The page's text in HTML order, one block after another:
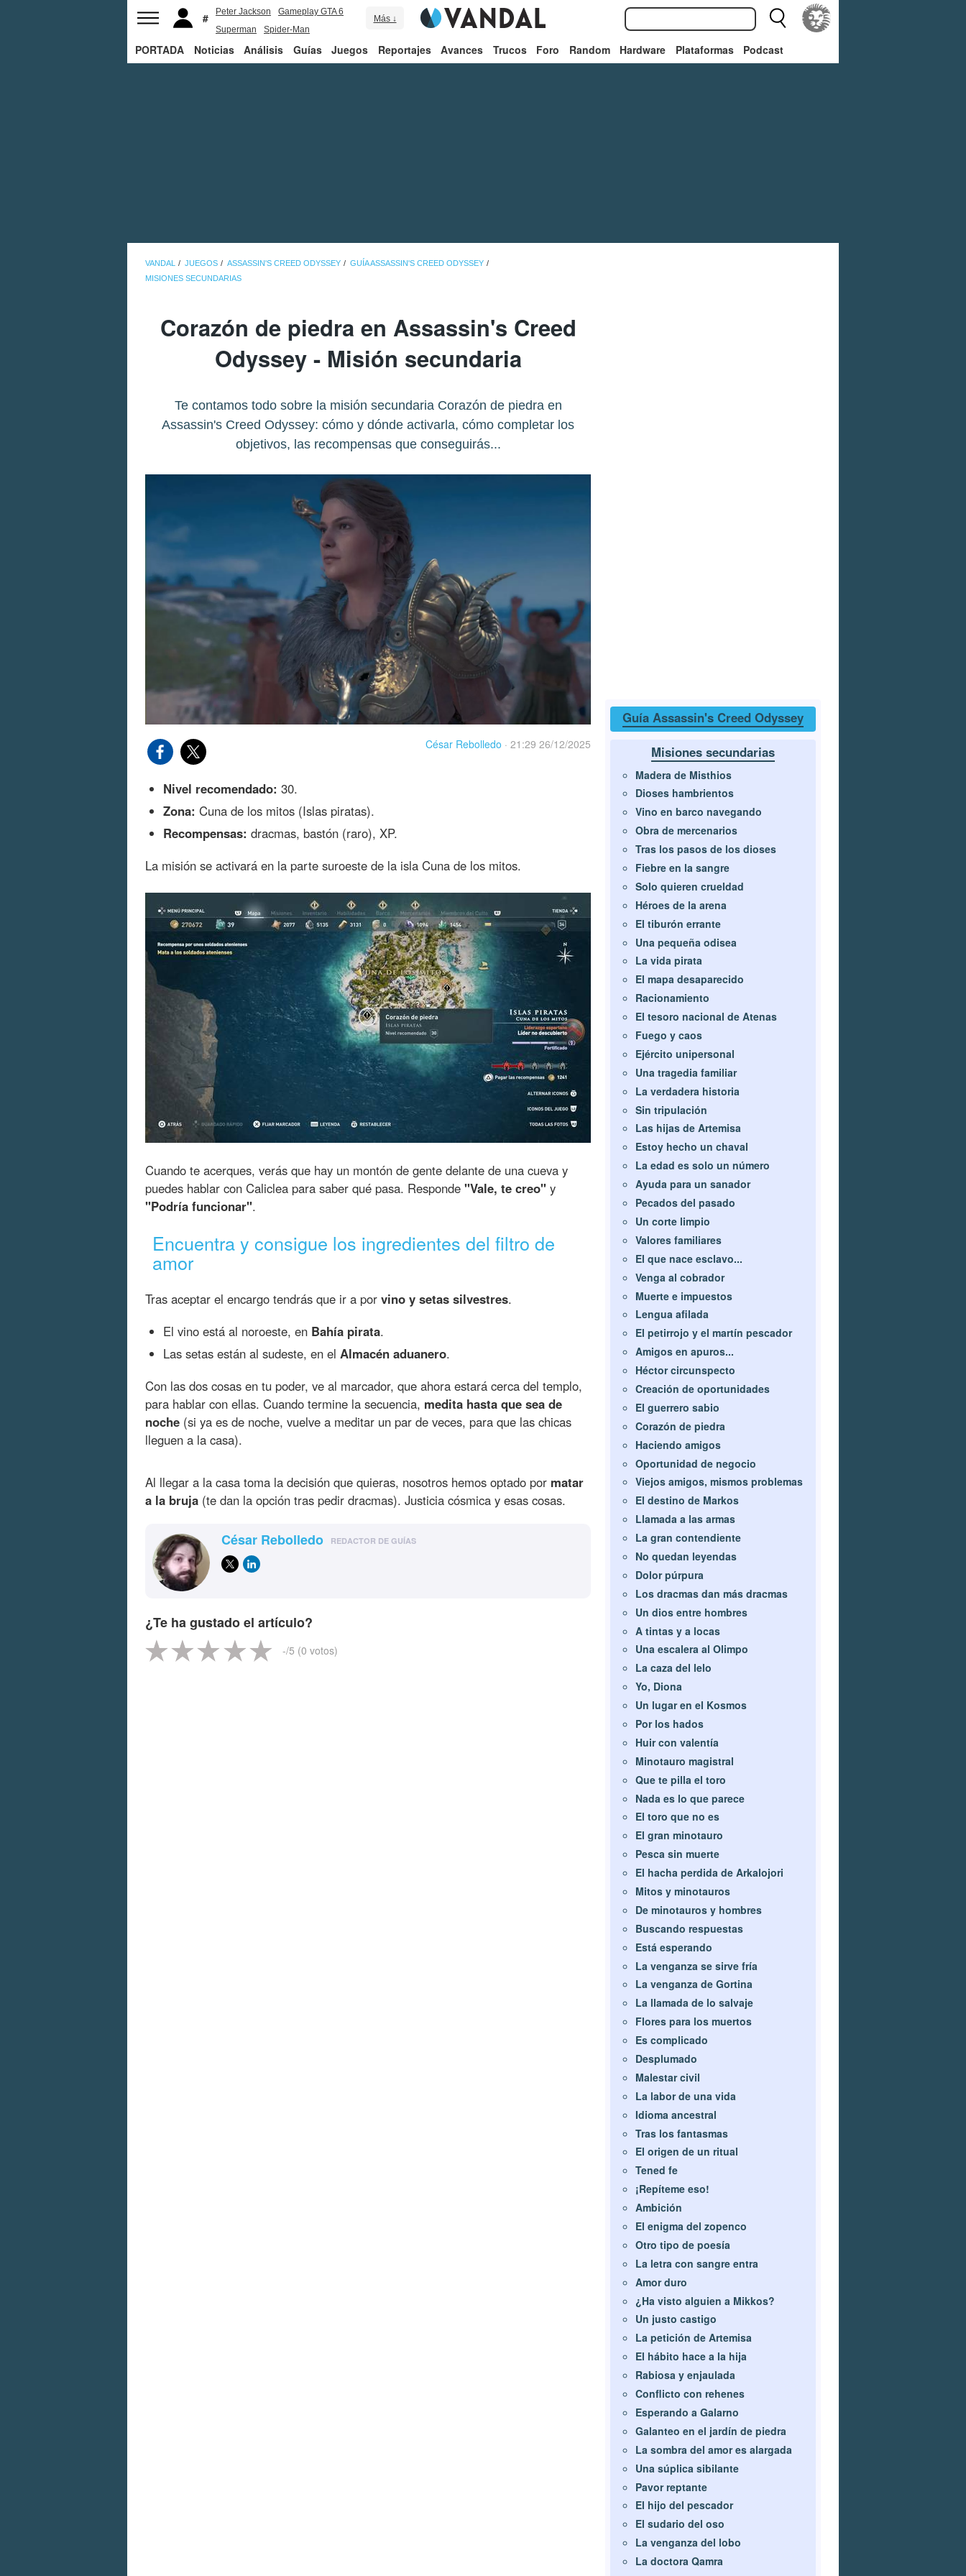
Peter Jackson
Gameplay GTA 6
Superman
Spider-Man
Más ↓
PORTADA Noticias Análisis Guías Juegos Reportajes Avances Trucos Foro Random Hardware Plataformas Podcast
VANDAL JUEGOS ASSASSIN'S CREED ODYSSEY
GUÍA ASSASSIN'S CREED ODYSSEY
MISIONES SECUNDARIAS
Corazón de piedra en Assassin's Creed
Odyssey - Misión secundaria
Te contamos todo sobre la misión secundaria Corazón de piedra en
Assassin's Creed Odyssey: cómo y dónde activarla, cómo completar los
objetivos, las recompensas que conseguirás...
César Rebolledo · 21:29 26/12/2025
Nivel recomendado: 30.
Zona: Cuna de los mitos (Islas piratas).
Recompensas: dracmas, bastón (raro), XP.
La misión se activará en la parte suroeste de la isla Cuna de los mitos.
Cuando te acerques, verás que hay un montón de gente delante de una cueva y
puedes hablar con Caliclea para saber qué pasa. Responde "Vale, te creo" y
"Podría funcionar".
Encuentra y consigue los ingredientes del filtro de
amor
Tras aceptar el encargo tendrás que ir a por vino y setas silvestres.
El vino está al noroeste, en Bahía pirata.
Las setas están al sudeste, en el Almacén aduanero.
Con las dos cosas en tu poder, ve al marcador, que ahora estará cerca del templo,
para hablar con ellas. Cuando termine la secuencia, medita hasta que sea de
noche (si ya es de noche, vuelve a meditar un par de veces, para que las chicas
lleguen a la casa).
Al llegar a la casa toma la decisión que quieras, nosotros hemos optado por matar
a la bruja (te dan la opción tras pedir dracmas). Justicia cósmica y esas cosas.
César Rebolledo REDACTOR DE GUÍAS
¿Te ha gustado el artículo?
-/5 (0 votos)
Guía Assassin's Creed Odyssey
Misiones secundarias
Madera de Misthios
Dioses hambrientos
Vino en barco navegando
Obra de mercenarios
Tras los pasos de los dioses
Fiebre en la sangre
Solo quieren crueldad
Héroes de la arena
El tiburón errante
Una pequeña odisea
La vida pirata
El mapa desaparecido
Racionamiento
El tesoro nacional de Atenas
Fuego y caos
Ejército unipersonal
Una tragedia familiar
La verdadera historia
Sin tripulación
Las hijas de Artemisa
Estoy hecho un chaval
La edad es solo un número
Ayuda para un sanador
Pecados del pasado
Un corte limpio
Valores familiares
El que nace esclavo...
Venga al cobrador
Muerte e impuestos
Lengua afilada
El petirrojo y el martín pescador
Amigos en apuros...
Héctor circunspecto
Creación de oportunidades
El guerrero sabio
Corazón de piedra
Haciendo amigos
Oportunidad de negocio
Viejos amigos, mismos problemas
El destino de Markos
Llamada a las armas
La gran contendiente
No quedan leyendas
Dolor púrpura
Los dracmas dan más dracmas
Un dios entre hombres
A tintas y a locas
Una escalera al Olimpo
La caza del lelo
Yo, Diona
Un lugar en el Kosmos
Por los hados
Huir con valentía
Minotauro magistral
Que te pilla el toro
Nada es lo que parece
El toro que no es
El gran minotauro
Pesca sin muerte
El hacha perdida de Arkalojori
Mitos y minotauros
De minotauros y hombres
Buscando respuestas
Está esperando
La venganza se sirve fría
La venganza de Gortina
La llamada de lo salvaje
Flores para los muertos
Es complicado
Desplumado
Malestar civil
La labor de una vida
Idioma ancestral
Tras los fantasmas
El origen de un ritual
Tened fe
¡Repíteme eso!
Ambición
El enigma del zopenco
Otro tipo de poesía
La letra con sangre entra
Amor duro
¿Ha visto alguien a Mikkos?
Un justo castigo
La petición de Artemisa
El hábito hace a la hija
Rabiosa y enjaulada
Conflicto con rehenes
Esperando a Galarno
Galanteo en el jardín de piedra
La sombra del amor es alargada
Una súplica sibilante
Pavor reptante
El hijo del pescador
El sudario del oso
La venganza del lobo
La doctora Qamra